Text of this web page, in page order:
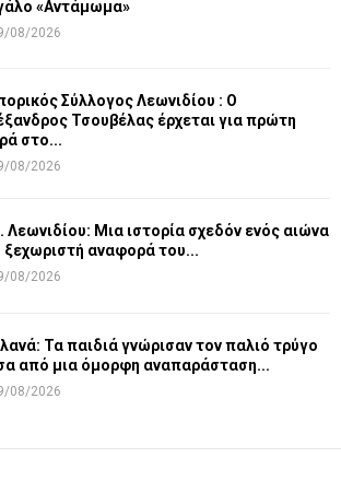
«Αντάμωμα»
08/2026
Σύλλογος Λεωνιδίου : Ο
Τσουβέλας έρχεται για πρώτη
στο...
08/2026
Λεωνιδίου: Μια ιστορία σχεδόν ενός αιώνα
ξεχωριστή αναφορά του...
08/2026
Τα παιδιά γνώρισαν τον παλιό τρύγο
από μια όμορφη αναπαράσταση...
08/2026